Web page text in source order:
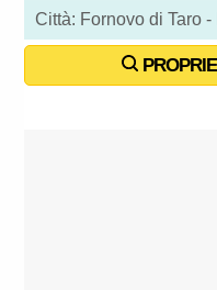
Città: Fornovo di Taro -